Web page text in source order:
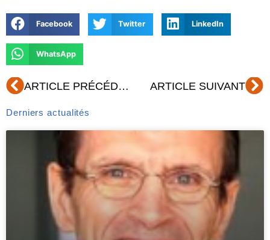
Facebook Twitter LinkedIn
WhatsApp
Précédent ARTICLE PRÉCÉDENT ARTICLE SUIVANT
Derniers actualités